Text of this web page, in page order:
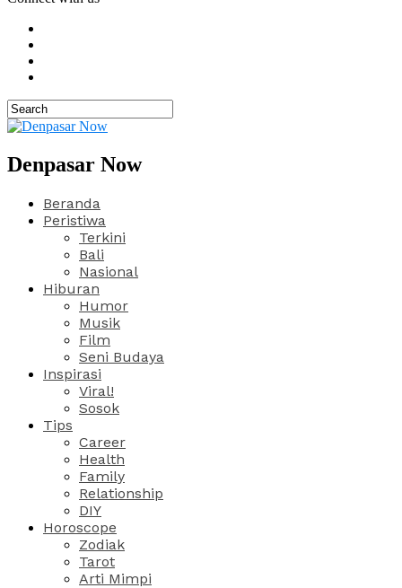
Denpasar Now
Beranda
Peristiwa
Terkini
Bali
Nasional
Hiburan
Humor
Musik
Film
Seni Budaya
Inspirasi
Viral!
Sosok
Tips
Career
Health
Family
Relationship
DIY
Horoscope
Zodiak
Tarot
Arti Mimpi